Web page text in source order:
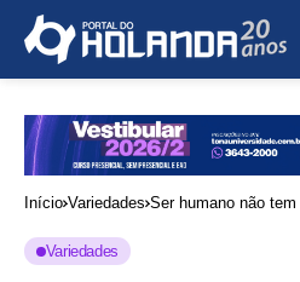
Início Variedades Ser humano não
Variedades